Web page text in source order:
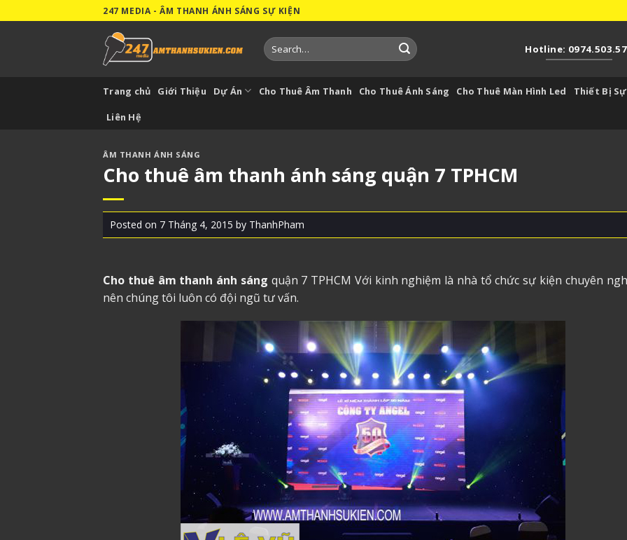
to
247 MEDIA - ÂM THANH ÁNH SÁNG SỰ KIỆN
Search
for:
Hotline:
Trang chủ Giới Thiệu Dự Án Cho Thuê Âm Thanh Cho Thuê Ánh Sáng Cho Thuê Màn Hình Led Thiết Bị
Liên Hệ
ÂM THANH ÁNH SÁNG
Cho thuê âm thanh ánh sáng quận 7 TPHCM
Posted on 7 Tháng 4, 2015 by ThanhPham
Cho thuê âm thanh ánh sáng quận 7 TPHCM Với kinh nghiệm là nhà tổ chức sự kiện chuyên
nên chúng tôi luôn có đội ngũ tư vấn.